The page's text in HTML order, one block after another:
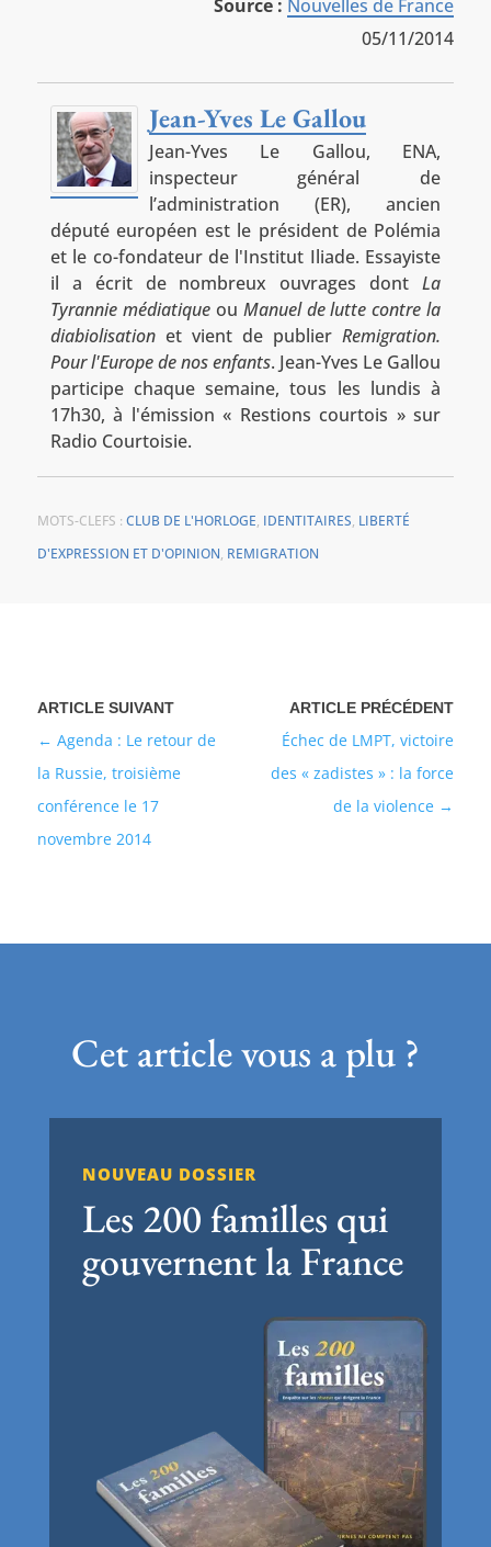
Source : Nouvelles de France
05/11/2014
Jean-Yves Le Gallou
Jean-Yves Le Gallou, ENA,
inspecteur général de
l’administration (ER), ancien
député européen est le président de Polémia
et le co-fondateur de l'Institut Iliade. Essayiste
il a écrit de nombreux ouvrages dontLa
Tyrannie médiatiqueou Manuel de lutte contre la
diabiolisationet vient de publierRemigration.
Pour l'Europe de nos enfants. Jean-Yves Le Gallou
participe chaque semaine, tous les lundis à
17h30, à l'émission « Restions courtois » sur
Radio Courtoisie.
MOTS-CLEFS : CLUB DE L'HORLOGE, IDENTITAIRES, LIBERTÉ
D'EXPRESSION ET D'OPINION, REMIGRATION
Échec de LMPT, victoire
des « zadistes » : la force
de la violence
Agenda : Le retour de
la Russie, troisième
conférence le 17
novembre 2014
Cet article vous a plu ?
NOUVEAU DOSSIER
Les 200 familles qui
gouvernent la France